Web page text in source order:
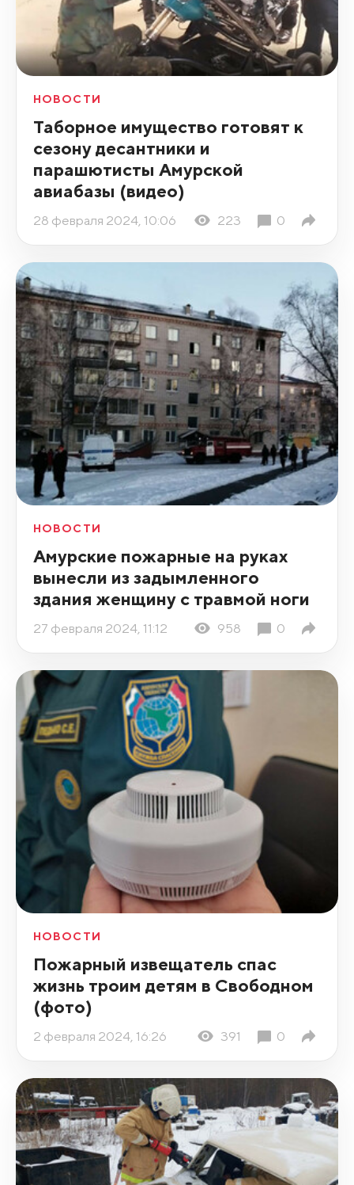
НОВОСТИ
Таборное имущество готовят к
сезону десантники и
парашютисты Амурской
авиабазы (видео)
28 февраля 2024, 10:06 223 0
НОВОСТИ
Амурские пожарные на руках
вынесли из задымленного
здания женщину с травмой ноги
27 февраля 2024, 11:12 958 0
НОВОСТИ
Пожарный извещатель спас
жизнь троим детям в Свободном
(фото)
2 февраля 2024, 16:26 391 0